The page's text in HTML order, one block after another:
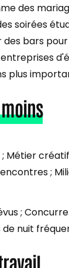
des
soirées
bars
entreprises
plus
Métier
;
;
nuit